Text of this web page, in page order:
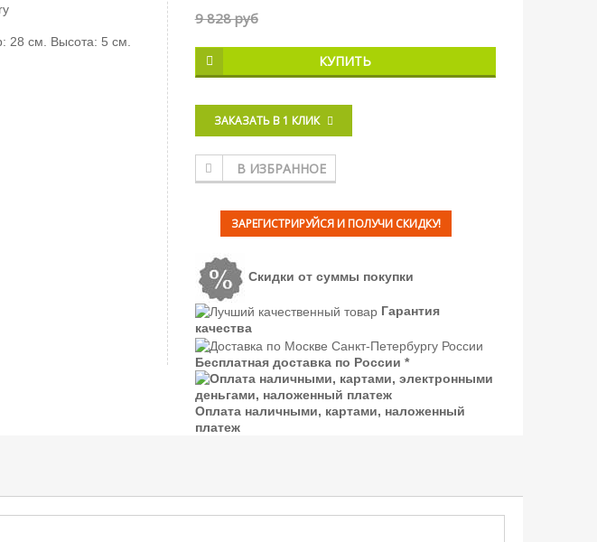
28 см. Высота: 5 см.
9 828 руб
КУПИТЬ
ЗАКАЗАТЬ В 1 КЛИК
В ИЗБРАННОЕ
ЗАРЕГИСТРИРУЙСЯ И ПОЛУЧИ СКИДКУ!
Скидки от суммы покупки
Гарантия
качества
Бесплатная доставка по России *
Оплата наличными, картами, наложенный
платеж